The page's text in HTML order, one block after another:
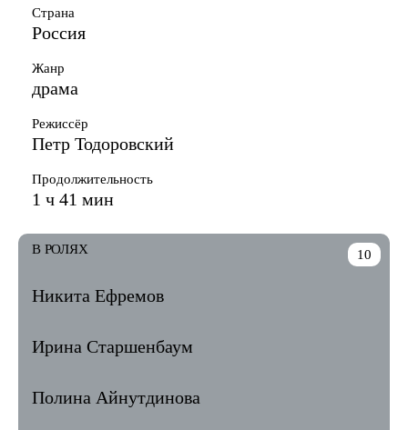
Страна
Россия
Жанр
драма
Режиссёр
Петр Тодоровский
Продолжительность
1 ч 41 мин
10
В РОЛЯХ
Никита Ефремов
Ирина Старшенбаум
Полина Айнутдинова